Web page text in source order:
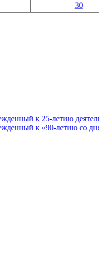
30
к 25-летию
к «90-летию со